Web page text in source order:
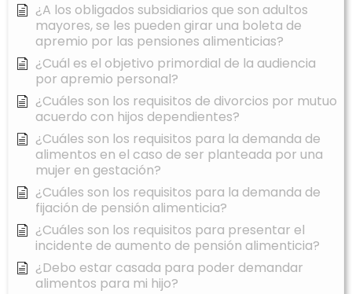
¿A los obligados subsidiarios que son adultos
mayores, se les pueden girar una boleta de
apremio por las pensiones alimenticias?
¿Cuál es el objetivo primordial de la audiencia
por apremio personal?
¿Cuáles son los requisitos de divorcios por mutuo
acuerdo con hijos dependientes?
¿Cuáles son los requisitos para la demanda de
alimentos en el caso de ser planteada por una
mujer en gestación?
¿Cuáles son los requisitos para la demanda de
fijación de pensión alimenticia?
¿Cuáles son los requisitos para presentar el
incidente de aumento de pensión alimenticia?
¿Debo estar casada para poder demandar
alimentos para mi hijo?